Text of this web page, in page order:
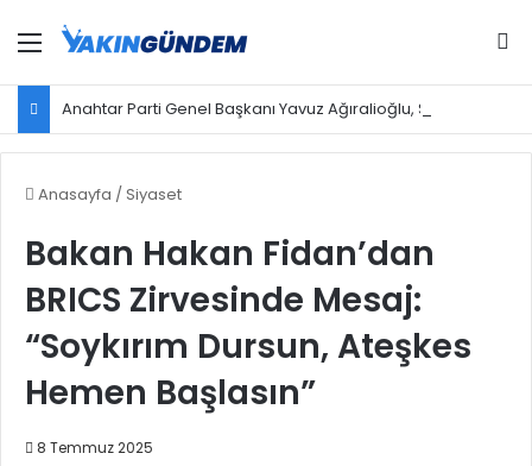
Menü
Anasayfa / Siyaset
Bakan Hakan Fidan’dan
BRICS Zirvesinde Mesaj:
“Soykırım Dursun, Ateşkes
Hemen Başlasın”
8 Temmuz 2025